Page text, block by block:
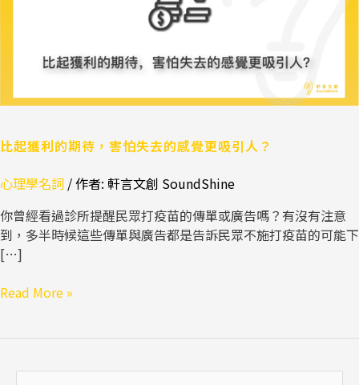
比起獲利的期待，害怕失去的感覺更吸引人？
心理學名詞 / 作者: 軒言文創 SoundShine
你曾經看過診所提醒民眾打疫苗的傳單或廣告嗎？有沒有注意
到，多半時候這些傳單與廣告都是告訴民眾不施打疫苗的可能下
[…]
害
怕
感
更
引
Read More »